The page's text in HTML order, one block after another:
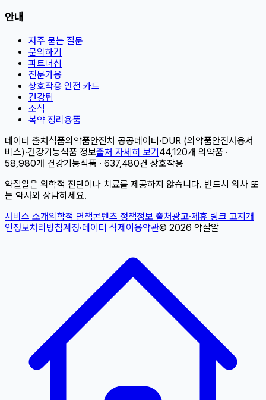
안내
자주 묻는 질문
문의하기
파트너십
전문가용
상호작용 안전 카드
건강팁
소식
복약 정리용품
데이터 출처식품의약품안전처 공공데이터·DUR (의약품안전사용서
비스)·건강기능식품 정보출처 자세히 보기44,120개 의약품 ·
58,980개 건강기능식품 · 637,480건 상호작용
약잘알은 의학적 진단이나 치료를 제공하지 않습니다. 반드시 의사 또
는 약사와 상담하세요.
서비스 소개의학적 면책콘텐츠 정책정보 출처광고·제휴 링크 고지개
인정보처리방침계정·데이터 삭제이용약관© 2026 약잘알